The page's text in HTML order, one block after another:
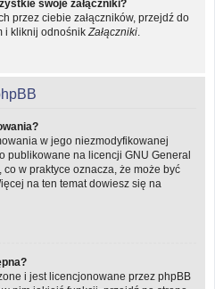
swoje załączniki?
przez ciebie załączników, przejdź do
i kliknij odnośnik Załączniki
w jego niezmodyfikowanej
publikowane na licencji GNU General
w praktyce oznacza, że może być
na ten temat dowiesz się na
i jest licencjonowane przez phpBB